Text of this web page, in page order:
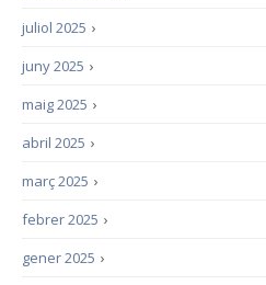
›
juliol 2025
›
juny 2025
›
maig 2025
›
abril 2025
›
març 2025
›
febrer 2025
›
gener 2025